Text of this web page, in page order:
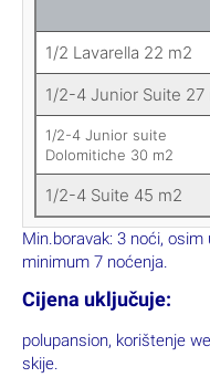
1/2 Lavarella 22 m2
1/2-4 Junior Suite 27
1/2-4 Junior suite
Dolomitiche 30 m2
1/2-4 Suite 45 m2
Min.boravak: 3 noći,
minimum 7 noćenja.
Cijena uključuje:
polupansion, korištenje
skije.